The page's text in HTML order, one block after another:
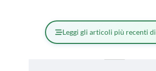
Leggi gli articoli più recenti di